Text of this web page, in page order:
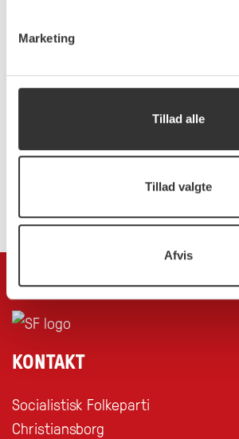
Marketing
Tillad alle
Tillad valgte
Afvis
KONTAKT JANNIE
Jannie Frimodt Kruse
Jkskruse@stofanet.dk
KONTAKT
Socialistisk Folkeparti
Christiansborg